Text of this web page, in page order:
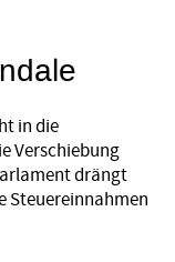
in die
Verschiebung
drängt
Steuereinnahmen